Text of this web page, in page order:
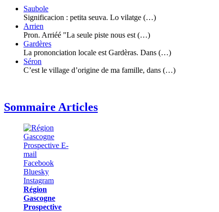
Saubole
Significacion : petita seuva. Lo vilatge (…)
Arrien
Pron. Arriéé "La seule piste nous est (…)
Gardères
La prononciation locale est Gardèras. Dans (…)
Séron
C’est le village d’origine de ma famille, dans (…)
Sommaire Articles
Région
Gascogne
Prospective